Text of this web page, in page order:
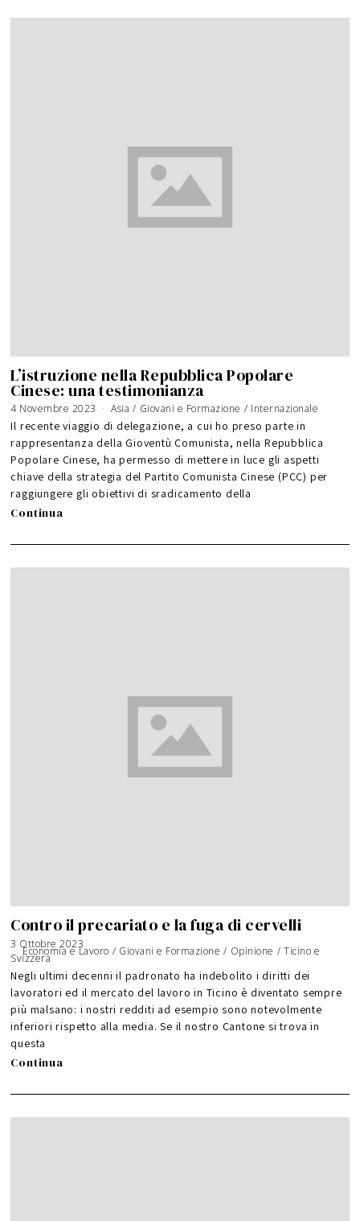
L’istruzione nella Repubblica Popolare
Cinese: una testimonianza
4 Novembre 2023 Asia / Giovani e Formazione / Internazionale
Il recente viaggio di delegazione, a cui ho preso parte in
rappresentanza della Gioventù Comunista, nella Repubblica
Popolare Cinese, ha permesso di mettere in luce gli aspetti
chiave della strategia del Partito Comunista Cinese (PCC) per
raggiungere gli obiettivi di sradicamento della
Continua
Contro il precariato e la fuga di cervelli
3 Ottobre 2023
Economia e Lavoro / Giovani e Formazione / Opinione / Ticino e
Svizzera
Negli ultimi decenni il padronato ha indebolito i diritti dei
lavoratori ed il mercato del lavoro in Ticino è diventato sempre
più malsano: i nostri redditi ad esempio sono notevolmente
inferiori rispetto alla media. Se il nostro Cantone si trova in
questa
Continua